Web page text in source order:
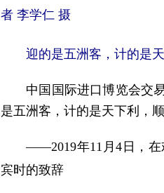
者 李学仁 摄
迎的是五洲客，计的是
中国国际进口博览会交易
是五洲客，计的是天下利，
——2019年11月4日，在
宾时的致辞